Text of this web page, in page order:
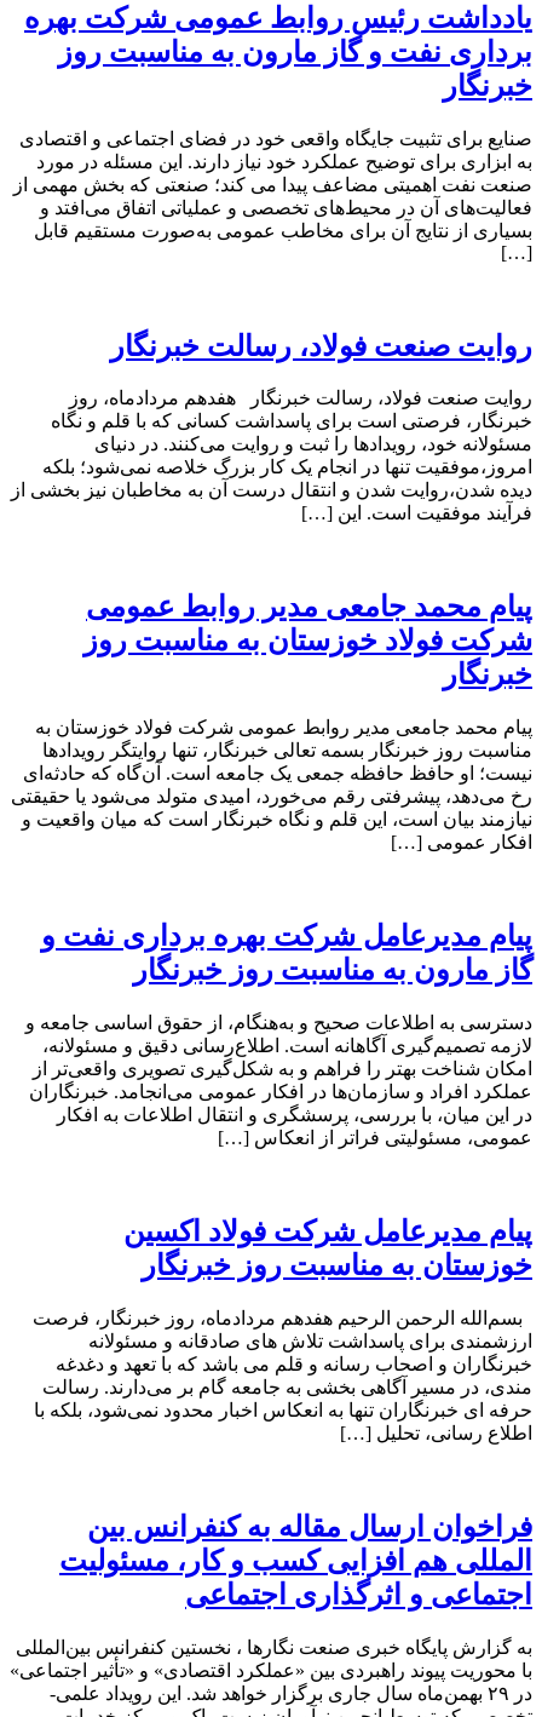
یادداشت رئیس روابط عمومی شرکت بهره
برداری نفت و گاز مارون به مناسبت روز
خبرنگار
صنایع برای تثبیت جایگاه واقعی خود در فضای اجتماعی و اقتصادی
به ابزاری برای توضیح عملکرد خود نیاز دارند. این مسئله در مورد
صنعت نفت اهمیتی مضاعف پیدا می کند؛ صنعتی که بخش مهمی از
فعالیت‌های آن در محیط‌های تخصصی و عملیاتی اتفاق می‌افتد و
بسیاری از نتایج آن برای مخاطب عمومی به‌صورت مستقیم قابل
[…]
روایت صنعت فولاد،‌ رسالت خبرنگار
روایت صنعت فولاد،‌ رسالت خبرنگار هفدهم مردادماه، روز
خبرنگار، فرصتی است برای پاسداشت کسانی که با قلم و نگاه
مسئولانه خود، رویدادها را ثبت و روایت می‌کنند. در دنیای
امروز،موفقیت تنها در انجام یک کار بزرگ خلاصه نمی‌شود؛ بلکه
دیده شدن،روایت شدن و انتقال درست آن به مخاطبان نیز بخشی از
فرآیند موفقیت است. این […]
پیام محمد جامعی مدیر روابط عمومی
شرکت فولاد خوزستان به مناسبت روز
خبرنگار
پیام محمد جامعی مدیر روابط عمومی شرکت فولاد خوزستان به
مناسبت روز خبرنگار بسمه تعالی خبرنگار، تنها روایتگر رویدادها
نیست؛ او حافظ حافظه جمعی یک جامعه است. آن‌گاه که حادثه‌ای
رخ می‌دهد، پیشرفتی رقم می‌خورد، امیدی متولد می‌شود یا حقیقتی
نیازمند بیان است، این قلم و نگاه خبرنگار است که میان واقعیت و
افکار عمومی […]
پیام مدیرعامل شرکت بهره برداری نفت و
گاز مارون به مناسبت روز خبرنگار
دسترسی به اطلاعات صحیح و به‌هنگام، از حقوق اساسی جامعه و
لازمه تصمیم‌گیری آگاهانه است. اطلاع‌رسانی دقیق و مسئولانه،
امکان شناخت بهتر را فراهم و به شکل‌گیری تصویری واقعی‌تر از
عملکرد افراد و سازمان‌ها در افکار عمومی می‌انجامد. خبرنگاران
در این میان، با بررسی، پرسشگری و انتقال اطلاعات به افکار
عمومی، مسئولیتی فراتر از انعکاس […]
پیام مدیرعامل شرکت فولاد اکسین
خوزستان به مناسبت روز خبرنگار
بسم‌الله الرحمن الرحیم هفدهم مردادماه، روز خبرنگار، فرصت
ارزشمندی برای پاسداشت تلاش‌ های صادقانه و مسئولانه
خبرنگاران و اصحاب رسانه و قلم می باشد که با تعهد و دغدغه‌
مندی، در مسیر آگاهی‌ بخشی به جامعه گام بر می‌دارند. رسالت
حرفه‌ ای خبرنگاران تنها به انعکاس اخبار محدود نمی‌شود، بلکه با
اطلاع رسانی، تحلیل […]
فراخوان ارسال مقاله به کنفرانس بین
المللی هم افزایی کسب و کار، مسئولیت
اجتماعی و اثرگذاری اجتماعی
به گزارش پایگاه خبری صنعت نگارها ، نخستین کنفرانس بین‌المللی
با محوریت پیوند راهبردی بین «عملکرد اقتصادی» و «تأثیر اجتماعی»
در ۲۹ بهمن‌ماه سال جاری برگزار خواهد شد. این رویداد علمی-